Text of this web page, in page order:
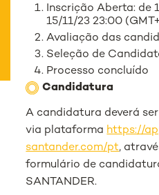
Inscrição Aberta: de
15/11/23 23:00
Avaliação das
Seleção de
Processo concluído
Candidatura
A candidatura deverá
via plataforma https://
santander.com/pt,
formulário de
SANTANDER.